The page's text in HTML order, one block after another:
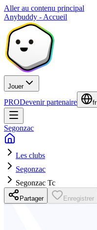
Aller au contenu principal
Anybuddy - Accueil
Jouer
PRODevenir partenaire fr
Segonzac
Les clubs
Segonzac
Segonzac Tc
Partager Enregistrer